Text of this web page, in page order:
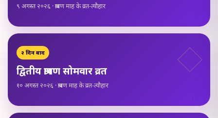
९ अगस्त २०२६ · श्रावण माह के व्रत-त्यौहार
२ दिन बाद
द्वितीय श्रावण सोमवार व्रत
१० अगस्त २०२६ · श्रावण माह के व्रत-त्यौहार